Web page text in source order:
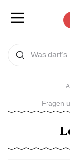
Was wollen Sie suchen
Suchen
Fragen